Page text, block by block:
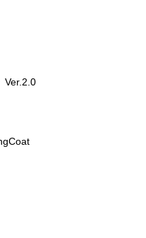
Ver.2.0